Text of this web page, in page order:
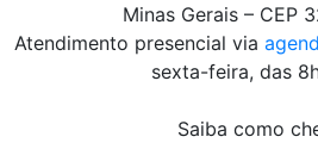
Minas Gerais – CEP
Atendimento presencial via
sexta-feira, das
Saiba como